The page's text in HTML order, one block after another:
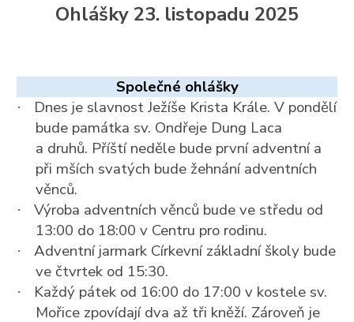
Ohlášky 23. listopadu 2025
Společné ohlášky
·
Dnes je slavnost Ježíše Krista Krále. V pondělí
bude památka sv. Ondřeje Dung Laca
a druhů. Příští neděle bude první adventní a
při mších svatých bude žehnání adventních
věnců.
·
Výroba adventních věnců bude ve středu od
13:00 do 18:00 v Centru pro rodinu.
·
Adventní jarmark Církevní základní školy bude
ve čtvrtek od 15:30.
·
Každý pátek od 16:00 do 17:00 v kostele sv.
Mořice zpovídají dva až tři kněží. Zároveň je